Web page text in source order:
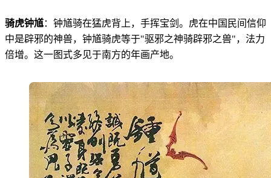
骑虎钟馗：钟馗骑在猛虎背上，手挥宝剑。虎在中国民间信仰
中是辟邪的神兽，钟馗骑虎等于"驱邪之神骑辟邪之兽"，法力
倍增。这一图式多见于南方的年画产地。